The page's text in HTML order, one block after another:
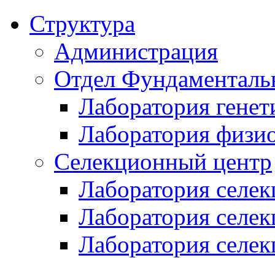
Структура
Администрация
Отдел
Лаборатория
Лаборатория
Селекционный центр
Лаборатория
Лаборатория
Лаборатория